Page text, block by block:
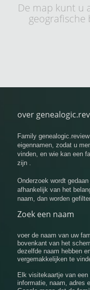
De map kunt u
geografische
over
Family
eigennamen, zodat u
vinden, en wie kan een
zijn .
Onderzoek wordt
afhankelijk van het
naam, dan worden
Zoek een naam
voer de naam van uw
bovenkant van het
dezelfde naam hebben
vergemakkelijken te
Elk visitekaartje van
informatie, naam, adres